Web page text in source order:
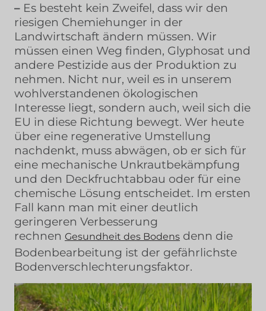
– Es besteht kein Zweifel, dass wir den
riesigen Chemiehunger in der
Landwirtschaft ändern müssen. Wir
müssen einen Weg finden, Glyphosat und
andere Pestizide aus der Produktion zu
nehmen. Nicht nur, weil es in unserem
wohlverstandenen ökologischen
Interesse liegt, sondern auch, weil sich die
EU in diese Richtung bewegt. Wer heute
über eine regenerative Umstellung
nachdenkt, muss abwägen, ob er sich für
eine mechanische Unkrautbekämpfung
und den Deckfruchtabbau oder für eine
chemische Lösung entscheidet. Im ersten
Fall kann man mit einer deutlich
geringeren Verbesserung
rechnen Gesundheit des Bodens denn die
Bodenbearbeitung ist der gefährlichste
Bodenverschlechterungsfaktor.